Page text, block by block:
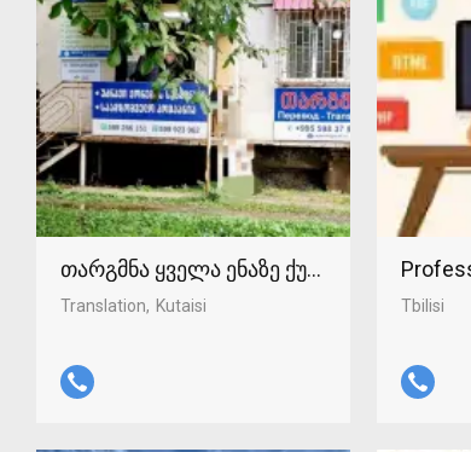
თარგმნა ყველა ენაზე ქუთაისში 598-37-
Translation Kutaisi Tbilisi